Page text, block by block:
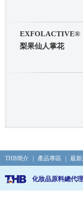
EXFOLACTIVE®
梨果仙人掌花
THB簡介 產品專區 最新
化妝品原料總代理